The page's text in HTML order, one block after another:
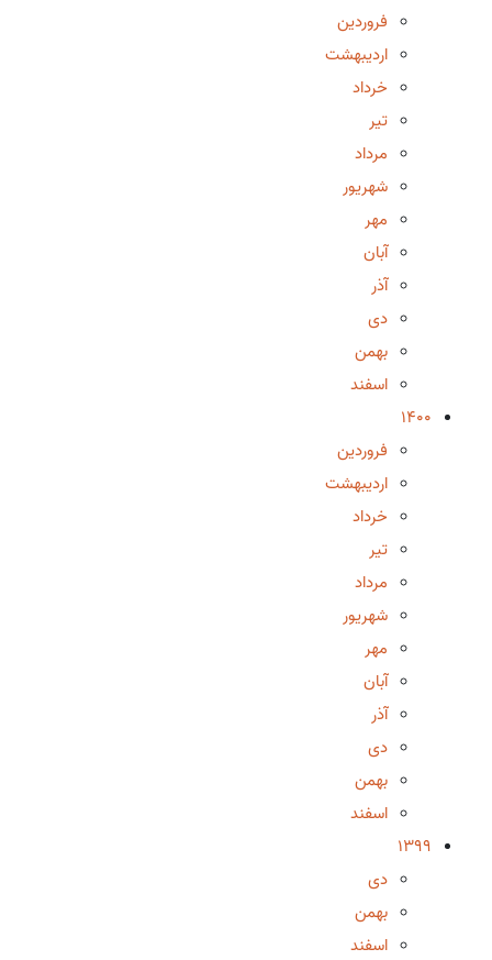
فروردین
اردیبهشت
خرداد
تیر
مرداد
شهریور
مهر
آبان
آذر
دی
بهمن
اسفند
1400
فروردین
اردیبهشت
خرداد
تیر
مرداد
شهریور
مهر
آبان
آذر
دی
بهمن
اسفند
1399
دی
بهمن
اسفند